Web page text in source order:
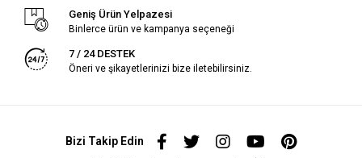
Geniş Ürün Yelpazesi
Binlerce ürün ve kampanya seçeneği
7 / 24 DESTEK
Öneri ve şikayetlerinizi bize iletebilirsiniz.
Bizi Takip Edin